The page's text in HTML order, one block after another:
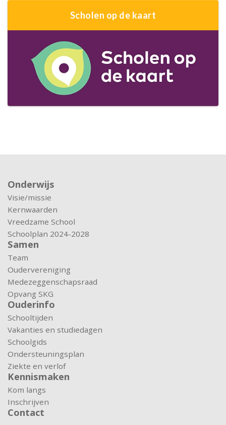
Scholen op de kaart
Onderwijs
Visie/missie
Kernwaarden
Vreedzame School
Schoolplan 2024-2028
Samen
Team
Oudervereniging
Medezeggenschapsraad
Opvang SKG
Ouderinfo
Schooltijden
Vakanties en studiedagen
Schoolgids
Ondersteuningsplan
Ziekte en verlof
Kennismaken
Kom langs
Inschrijven
Contact